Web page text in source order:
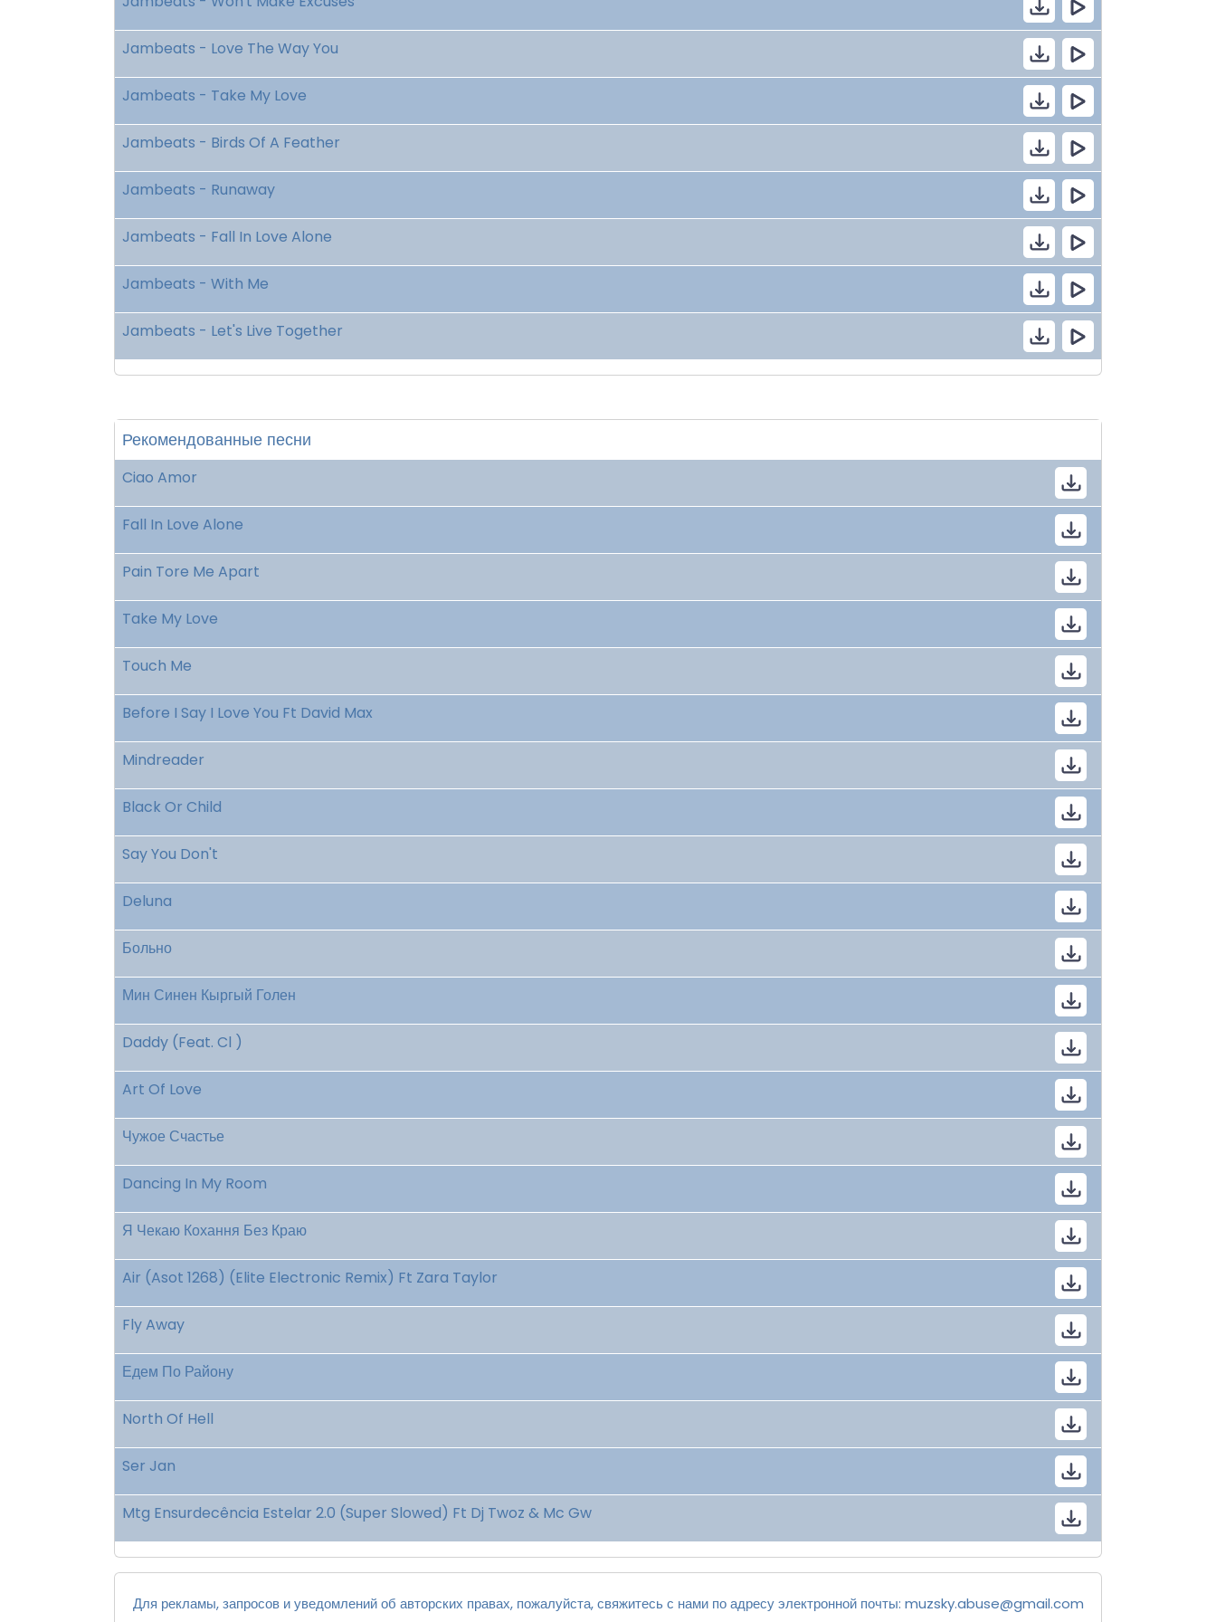
Jambeats - Love The Way You
Jambeats - Take My Love
Jambeats - Birds Of A Feather
Jambeats - Runaway
Jambeats - Fall In Love Alone
Jambeats - With Me
Jambeats - Let's Live Together
Рекомендованные песни
Ciao Amor
Fall In Love Alone
Pain Tore Me Apart
Take My Love
Touch Me
Before I Say I Love You Ft David Max
Mindreader
Black Or Child
Say You Don't
Deluna
Больно
Мин Синен Кыргый Голен
Daddy (Feat. Cl )
Art Of Love
Чужое Счастье
Dancing In My Room
Я Чекаю Кохання Без Краю
Air (Asot 1268) (Elite Electronic Remix) Ft Zara Taylor
Fly Away
Едем По Району
North Of Hell
Ser Jan
Mtg Ensurdecência Estelar 2.0 (Super Slowed) Ft Dj Twoz & Mc Gw
Для рекламы, запросов и уведомлений об авторских правах, пожалуйста, свяжитесь с нами по адресу электронной почты: muzsky.abuse@gmail.com